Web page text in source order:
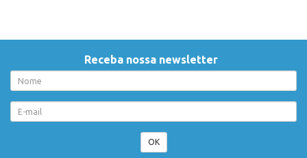
Receba nossa newsletter
OK